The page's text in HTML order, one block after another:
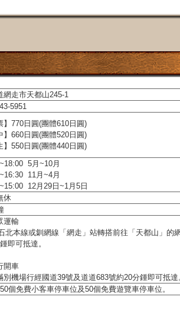
網走市天都山245-1
5951
】770日圓(團體610日圓)
】660日圓(團體520日圓)
】550日圓(團體440日圓)
5月~10月
11月~4月
12月29日~1月5日
休
運輸
北本線或釧網線「網走」站轉搭前往「天都山」的
即可抵達。
開車
別機場行經國道39號及道道683號約20分鍾即可抵達
個免費小客車停車位及50個免費遊覽車停車位。